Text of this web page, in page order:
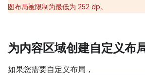
图布局被限制为最低为 252 dp。
为内容区域创建自定义布
如果您需要自定义布局，